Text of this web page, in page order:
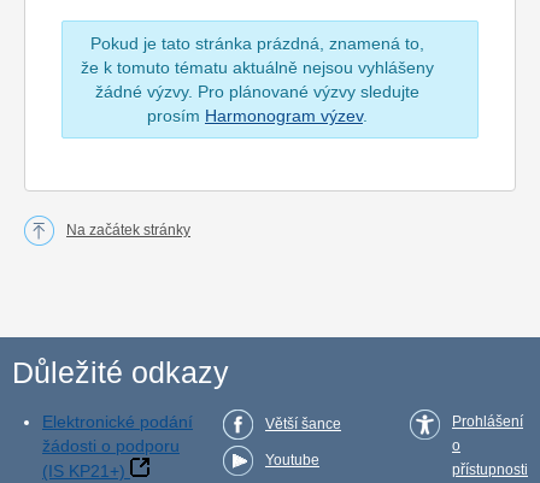
Pokud je tato stránka prázdná, znamená to,
že k tomuto tématu aktuálně nejsou vyhlášeny
žádné výzvy. Pro plánované výzvy sledujte
prosím Harmonogram výzev.
Na začátek stránky
Důležité odkazy
Elektronické podání
žádosti o podporu
(IS KP21+)
Větší šance
Youtube
Prohlášení
o
přístupnosti